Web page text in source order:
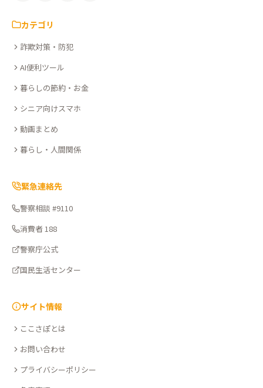
知
る。
こ
ぽ
カテゴリ
詐欺対策・防犯
AI便利ツール
暮らしの節約・お金
シニア向けスマホ
動画まとめ
暮らし・人間関係
緊急連絡先
警察相談 #9110
消費者 188
警察庁公式
国民生活センター
サイト情報
ここさぽとは
お問い合わせ
プライバシーポリシー